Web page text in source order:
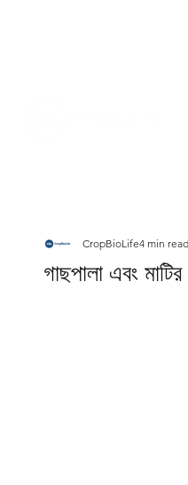
গাছপালা এবং
CropBioLife4 min read